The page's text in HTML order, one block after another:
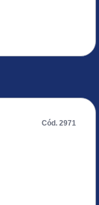
Cód. 2971